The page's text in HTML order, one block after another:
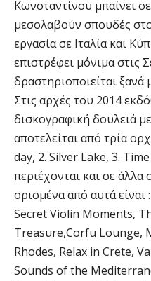
Κωνσταντίνου μπαίνει
μεσολαβούν σπουδές
εργασία σε Ιταλία και
επιστρέφει μόνιμα στις
δραστηριοποιείται ξανά
Στις αρχές του 2014
δισκογραφική δουλειά
αποτελείται από τρία
day, 2. Silver Lake, 3.
περιέχονται και σε άλλα
ορισμένα από αυτά
Secret Violin Moments,
Treasure,Corfu Lounge,
Rhodes, Relax in Crete,
Sounds of the